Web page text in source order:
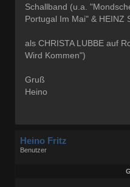
Schallband (u.a.
Portugal Im Mai" & HEINZ
als CHRISTA LUBBE auf
Wird Kommen")
Gruß
Heino
Heino Fritz
Benutzer